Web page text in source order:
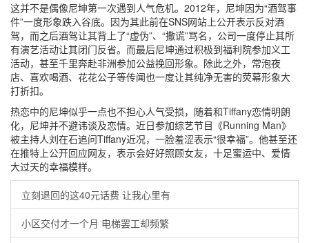
这并不是偶像尼坤第一次遇到人气危机。2012年，尼坤因为“酒驾事
件”一度形象跌入谷底。因为其此前在SNS网站上公开表示反对酒
驾，而之后酒驾让其背上了“虚伪”、“撒谎”骂名，公司一度停止其所
有演艺活动让其闭门反省。而最后尼坤通过积极到福利院参加义工
活动，甚至千里奔赴非洲参加公益挽回形象。除此之外，常泡夜
店、喜欢喝酒、花花公子等传闻也一度让其纯净无害的荧幕形象大
打折扣。
热恋中的尼坤似乎一点也不担心人气受损，随着和Tiffany恋情明朗
化，尼坤并不避讳谈及恋情。近日参加综艺节目《Running Man》
被主持人刘在石追问Tiffany近况，一脸羞涩表示“很幸福”。他甚至还
在推特上公开回应网友，表示会好好照顾女友，十足蜜运中、爱情
大过天的幸福模样。
立刻退回的这40元话费 让我心里有
小区交付才一个月 电梯罢工却频繁